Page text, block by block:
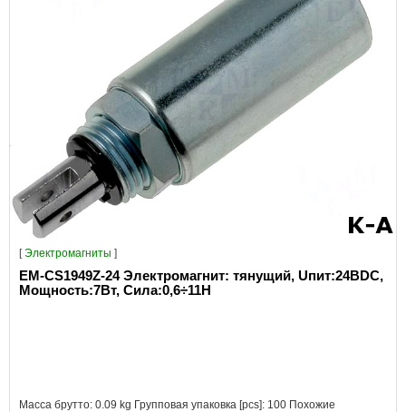
[Электромагниты ]
EM-CS1949Z-24 Электромагнит: тянущий, Uпит:24ВDC,
Мощность:7Вт, Сила:0,6÷11Н
Масса брутто: 0.09 kg Групповая упаковка [pcs]: 100 Похожие